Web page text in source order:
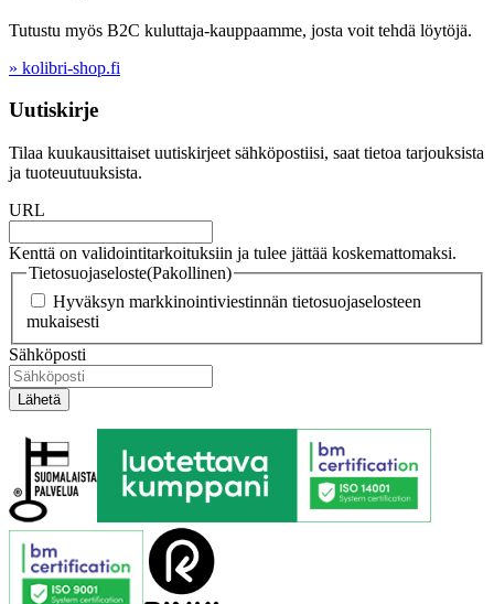
Tutustu myös B2C kuluttaja-kauppaamme, josta voit tehdä löytöjä.
» kolibri-shop.fi
Uutiskirje
Tilaa kuukausittaiset uutiskirjeet sähköpostiisi, saat tietoa tarjouksista
ja tuoteuutuuksista.
URL
Kenttä on validointitarkoituksiin ja tulee jättää koskemattomaksi.
Tietosuojaseloste(Pakollinen)
Hyväksyn markkinointiviestinnän tietosuojaselosteen
mukaisesti
Sähköposti